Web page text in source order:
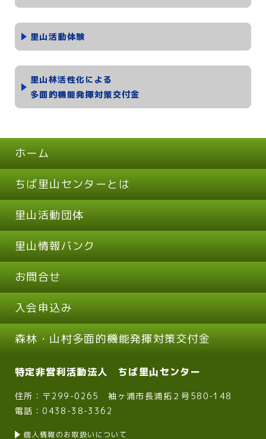
里山活動体験
里山林活性化による
多面的機能発揮対策交付金
ホーム
ちば里山センターとは
里山活動団体
里山情報バンク
お問合せ
入会申込み
森林・山村多面的機能発揮対策交付金
特定非営利活動法人 ちば里山センター
住所：〒299-0265 袖ヶ浦市長浦拓２号580-148
電話：0438-38-3362
個人情報のお取扱いについて